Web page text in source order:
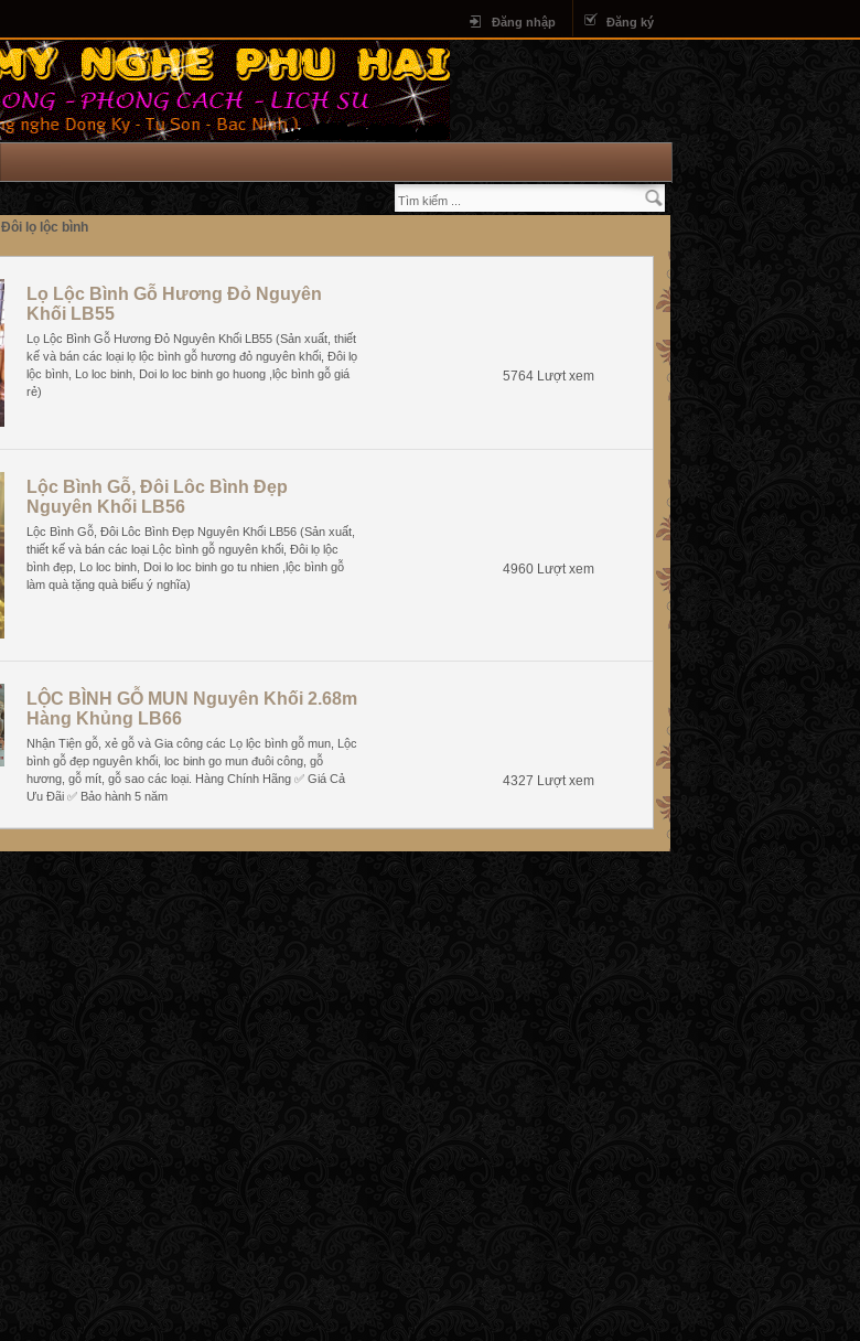
Đăng nhập Đăng ký
Đôi lọ lộc bình
Lọ Lộc Bình Gỗ Hương Đỏ Nguyên
Khối LB55
Lọ Lộc Bình Gỗ Hương Đỏ Nguyên Khối LB55 (Sản xuất, thiết
kế và bán các loại lọ lộc bình gỗ hương đỏ nguyên khối, Đôi lọ
lộc bình, Lo loc binh, Doi lo loc binh go huong ,lộc bình gỗ giá
rẻ)
5764 Lượt xem
Lộc Bình Gỗ, Đôi Lôc Bình Đẹp
Nguyên Khối LB56
Lộc Bình Gỗ, Đôi Lôc Bình Đẹp Nguyên Khối LB56 (Sản xuất,
thiết kế và bán các loại Lộc bình gỗ nguyên khối, Đôi lọ lộc
bình đẹp, Lo loc binh, Doi lo loc binh go tu nhien ,lộc bình gỗ
làm quà tặng quà biếu ý nghĩa)
4960 Lượt xem
LỘC BÌNH GỖ MUN Nguyên Khối 2.68m
Hàng Khủng LB66
Nhận Tiện gỗ, xẻ gỗ và Gia công các Lọ lộc bình gỗ mun, Lộc
bình gỗ đẹp nguyên khối, loc binh go mun đuôi công, gỗ
hương, gỗ mít, gỗ sao các loại. Hàng Chính Hãng ✅ Giá Cả
Ưu Đãi ✅ Bảo hành 5 năm
4327 Lượt xem